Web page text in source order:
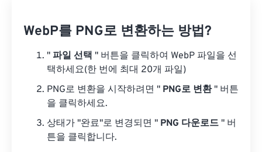
WebP를 PNG로 변환하는 방법?
" 파일 선택 " 버튼을 클릭하여 WebP 파일을 선
택하세요(한 번에 최대 20개 파일)
PNG로 변환을 시작하려면 " PNG로 변환" 버튼
을 클릭하세요.
상태가 "완료"로 변경되면 " PNG 다운로드 " 버
튼을 클릭합니다.